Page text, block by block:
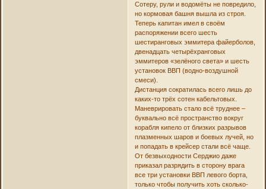
Сотеру, рули и водомёты не повредило,
но кормовая башня вышла из строя.
Теперь капитан имел в своём
распоряжении всего шесть
шестиранговых эммитера файерболов,
двенадцать четырёхранговых
эммитеров «зелёного света» и шесть
установок ВВП (водно-воздушной
смеси).
Дистанция сократилась всего лишь до
каких-то трёх сотен кабельтовых.
Маневрировать стало всё труднее –
буквально всё пространство вокруг
корабля кипело от близких разрывов
плазменных шаров и боевых лучей, но
и попадать в крейсер стали всё чаще.
От безвыходности Серджио даже
приказал разрядить в сторону врага
все три установки ВВП левого борта,
только чтобы получить хоть сколько-